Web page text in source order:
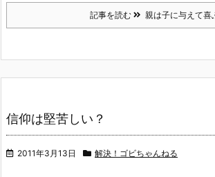
記事を読む 親は子に与えて喜
信仰は堅苦しい？
2011年3月13日 解決！ゴビちゃんねる